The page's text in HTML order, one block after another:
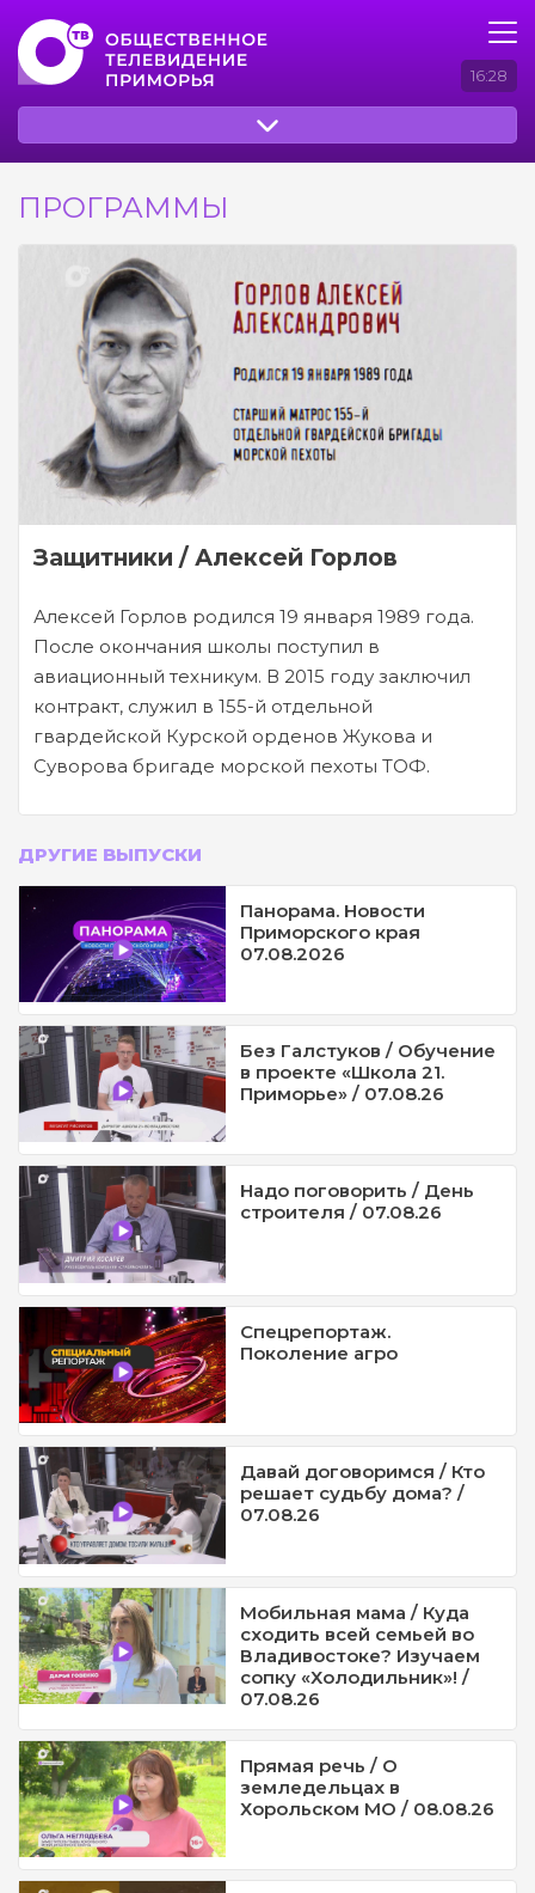
16:28
ПРОГРАММЫ
Защитники / Алексей Горлов
Алексей Горлов родился 19 января 1989 года.
После окончания школы поступил в
авиационный техникум. В 2015 году заключил
контракт, служил в 155-й отдельной
гвардейской Курской орденов Жукова и
Суворова бригаде морской пехоты ТОФ.
ДРУГИЕ ВЫПУСКИ
Панорама. Новости
Приморского края
07.08.2026
Без Галстуков / Обучение
в проекте «Школа 21.
Приморье» / 07.08.26
Надо поговорить / День
строителя / 07.08.26
Спецрепортаж.
Поколение агро
Давай договоримся / Кто
решает судьбу дома? /
07.08.26
Мобильная мама / Куда
сходить всей семьей во
Владивостоке? Изучаем
сопку «Холодильник»! /
07.08.26
Прямая речь / О
земледельцах в
Хорольском МО / 08.08.26